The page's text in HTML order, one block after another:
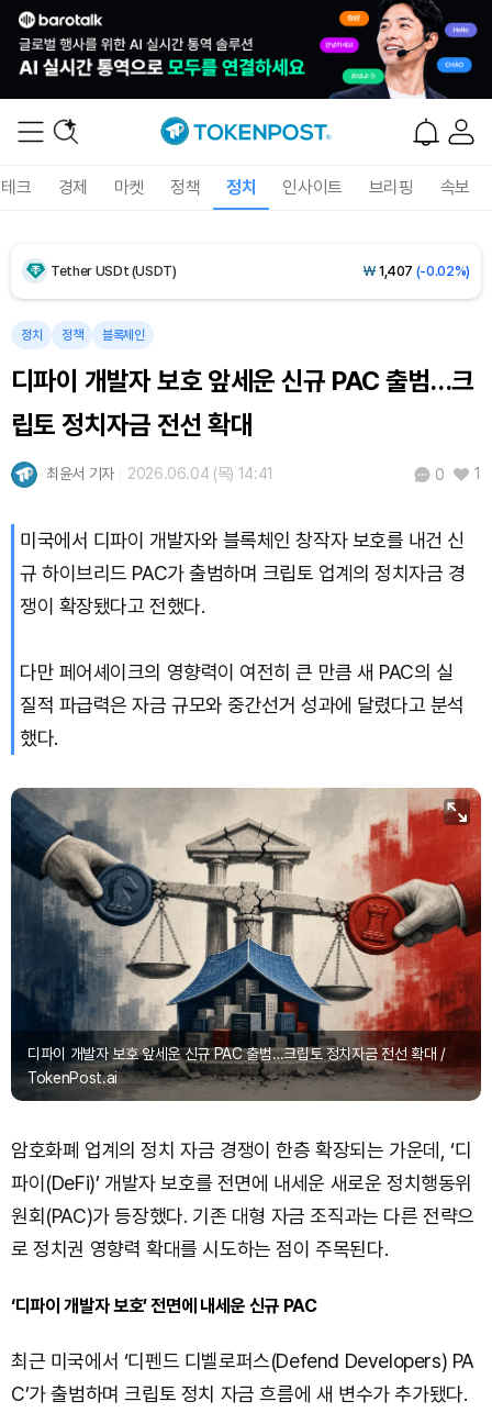
테크 경제 마켓 정책 정치 인사이트 브리핑 속보
Tether USDt (USDT) ₩ 1,407 (-0.02%)
BNB (BNB)
USDC (USDC) ₩ 1,408(0.00%)
XRP (XRP)
TRON (TRX) ₩462.7(+0.41%)
Hyperliquid (HYPE)
Bitcoin (BTC) ₩91,373,004(+0.08%)
정치 정책 블록체인
디파이 개발자 보호 앞세운 신규 PAC 출범…크
립토 정치자금 전선 확대
최윤서 기자 2026.06.04 (목) 14:41 0 1
미국에서 디파이 개발자와 블록체인 창작자 보호를 내건 신
규 하이브리드 PAC가 출범하며 크립토 업계의 정치자금 경
쟁이 확장됐다고 전했다.
다만 페어셰이크의 영향력이 여전히 큰 만큼 새 PAC의 실
질적 파급력은 자금 규모와 중간선거 성과에 달렸다고 분석
했다.
디파이 개발자 보호 앞세운 신규 PAC 출범…크립토 정치자금 전선 확대 /
TokenPost.ai
암호화폐 업계의 정치 자금 경쟁이 한층 확장되는 가운데, ‘디
파이(DeFi)’ 개발자 보호를 전면에 내세운 새로운 정치행동위
원회(PAC)가 등장했다. 기존 대형 자금 조직과는 다른 전략으
로 정치권 영향력 확대를 시도하는 점이 주목된다.
‘디파이 개발자 보호’ 전면에 내세운 신규 PAC
최근 미국에서 ‘디펜드 디벨로퍼스(Defend Developers) PA
C’가 출범하며 크립토 정치 자금 흐름에 새 변수가 추가됐다.